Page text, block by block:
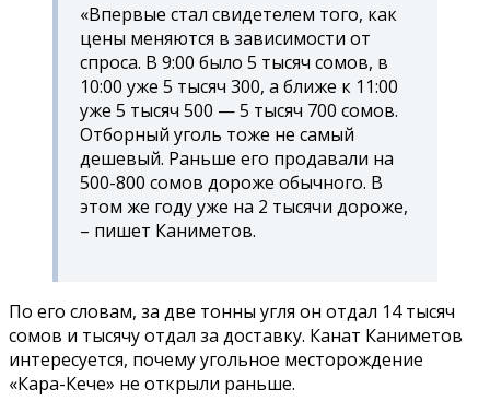
«Впервые стал свидетелем того, как
цены меняются в зависимости от
спроса. В 9:00 было 5 тысяч сомов, в
10:00 уже 5 тысяч 300, а ближе к 11:00
уже 5 тысяч 500 — 5 тысяч 700 сомов.
Отборный уголь тоже не самый
дешевый. Раньше его продавали на
500-800 сомов дороже обычного. В
этом же году уже на 2 тысячи дороже,
– пишет Каниметов.
По его словам, за две тонны угля он отдал 14 тысяч
сомов и тысячу отдал за доставку. Канат Каниметов
интересуется, почему угольное месторождение
«Кара-Кече» не открыли раньше.